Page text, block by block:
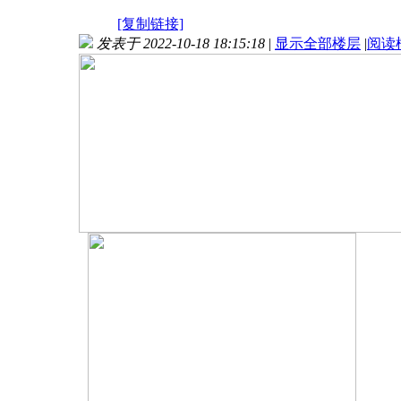
[复制链接]
发表于 2022-10-18 18:15:18 | 显示全部楼层 |阅读